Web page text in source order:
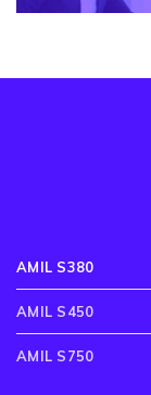
AMIL S380
AMIL S450
AMIL S750